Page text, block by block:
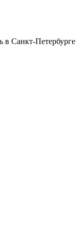
в Санкт-Петербурге